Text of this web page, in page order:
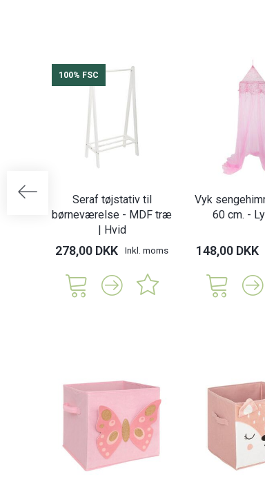
100% FSC
Seraf tøjstativ til
børneværelse - MDF træ
| Hvid
278,00 DKK Inkl. moms
Vyk
60 cm. -
148,00 DKK